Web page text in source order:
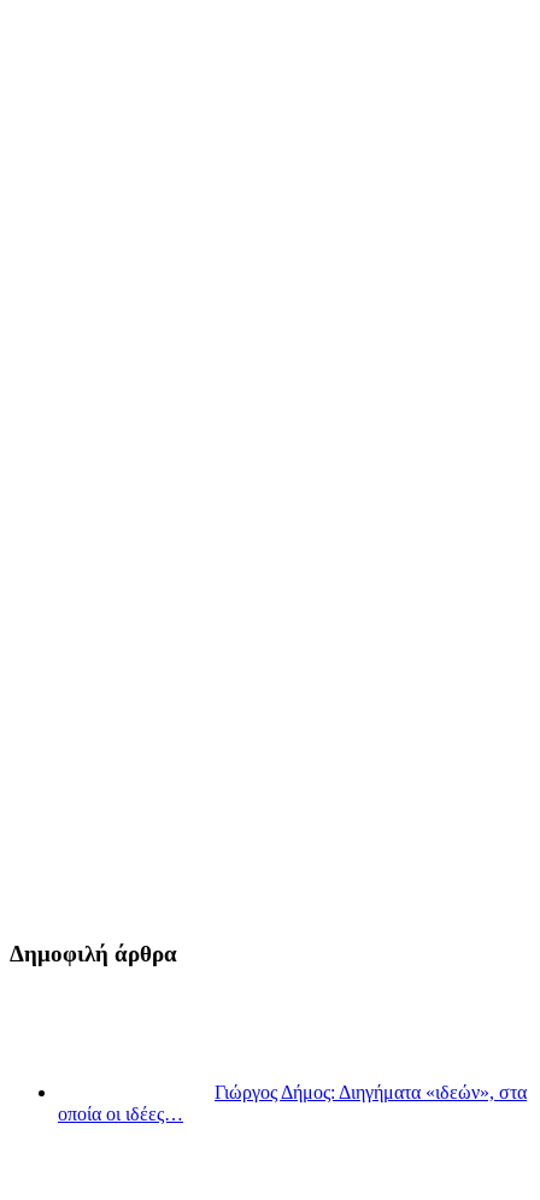
Δημοφιλή άρθρα
Γιώργος Δήμος: Διηγήματα «ιδεών», στα
οποία οι ιδέες…